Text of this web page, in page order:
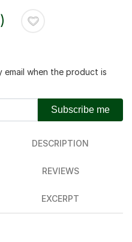
when the product is
Subscribe me
DESCRIPTION
REVIEWS
EXCERPT